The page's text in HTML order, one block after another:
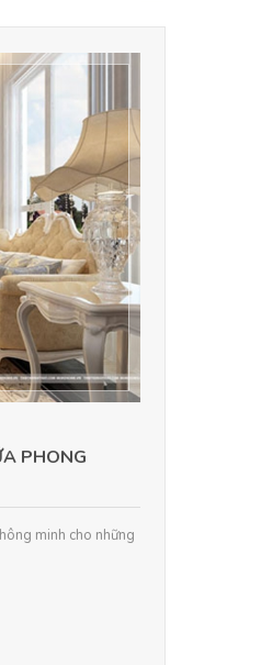
PHONG
minh cho những